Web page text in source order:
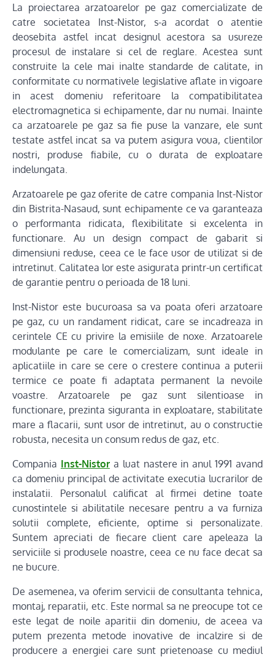
La proiectarea arzatoarelor pe gaz comercializate de
catre societatea Inst-Nistor, s-a acordat o atentie
deosebita astfel incat designul acestora sa usureze
procesul de instalare si cel de reglare. Acestea sunt
construite la cele mai inalte standarde de calitate, in
conformitate cu normativele legislative aflate in vigoare
in acest domeniu referitoare la compatibilitatea
electromagnetica si echipamente, dar nu numai. Inainte
ca arzatoarele pe gaz sa fie puse la vanzare, ele sunt
testate astfel incat sa va putem asigura voua, clientilor
nostri, produse fiabile, cu o durata de exploatare
indelungata.
Arzatoarele pe gaz oferite de catre compania Inst-Nistor
din Bistrita-Nasaud, sunt echipamente ce va garanteaza
o performanta ridicata, flexibilitate si excelenta in
functionare. Au un design compact de gabarit si
dimensiuni reduse, ceea ce le face usor de utilizat si de
intretinut. Calitatea lor este asigurata printr-un certificat
de garantie pentru o perioada de 18 luni.
Inst-Nistor este bucuroasa sa va poata oferi arzatoare
pe gaz, cu un randament ridicat, care se incadreaza in
cerintele CE cu privire la emisiile de noxe. Arzatoarele
modulante pe care le comercializam, sunt ideale in
aplicatiile in care se cere o crestere continua a puterii
termice ce poate fi adaptata permanent la nevoile
voastre. Arzatoarele pe gaz sunt silentioase in
functionare, prezinta siguranta in exploatare, stabilitate
mare a flacarii, sunt usor de intretinut, au o constructie
robusta, necesita un consum redus de gaz, etc.
Compania Inst-Nistora luat nastere in anul 1991 avand
ca domeniu principal de activitate executia lucrarilor de
instalatii. Personalul calificat al firmei detine toate
cunostintele si abilitatile necesare pentru a va furniza
solutii complete, eficiente, optime si personalizate.
Suntem apreciati de fiecare client care apeleaza la
serviciile si produsele noastre, ceea ce nu face decat sa
ne bucure.
De asemenea, va oferim servicii de consultanta tehnica,
montaj, reparatii, etc. Este normal sa ne preocupe tot ce
este legat de noile aparitii din domeniu, de aceea va
putem prezenta metode inovative de incalzire si de
producere a energiei care sunt prietenoase cu mediul